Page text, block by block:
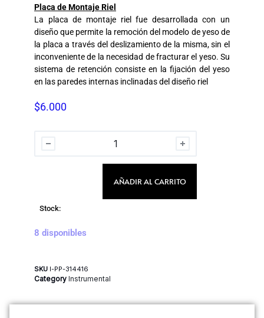
Placa de Montaje Riel
La placa de montaje riel fue desarrollada con un
diseño que permite la remoción del modelo de yeso de
la placa a través del deslizamiento de la misma, sin el
inconveniente de la necesidad de fracturar el yeso. Su
sistema de retención consiste en la fijación del yeso
en las paredes internas inclinadas del diseño riel
$6.000
AÑADIR AL CARRITO
Stock:
8 disponibles
SKU I-PP-314416
Category Instrumental